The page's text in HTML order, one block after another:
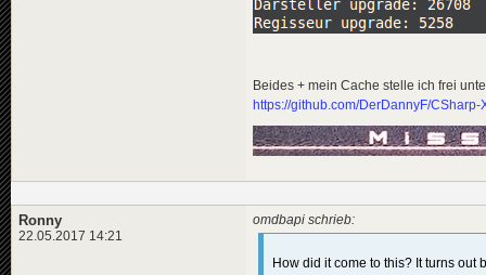
Beides + mein Cache stelle ich frei
https://github.com/DerDannyF/
Ronny
22.05.2017 14:21
omdbapi schrieb:
How did it come to this? It turns out